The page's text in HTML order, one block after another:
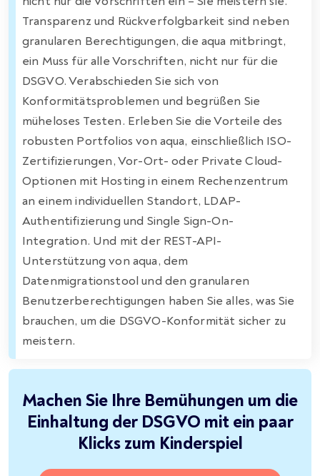
Transparenz und Rückverfolgbarkeit sind neben
granularen Berechtigungen, die aqua mitbringt,
ein Muss für alle Vorschriften, nicht nur für die
DSGVO. Verabschieden Sie sich von
Konformitätsproblemen und begrüßen Sie
müheloses Testen. Erleben Sie die Vorteile des
robusten Portfolios von aqua, einschließlich ISO-
Zertifizierungen, Vor-Ort- oder Private Cloud-
Optionen mit Hosting in einem Rechenzentrum
an einem individuellen Standort, LDAP-
Authentifizierung und Single Sign-On-
Integration. Und mit der REST-API-
Unterstützung von aqua, dem
Datenmigrationstool und den granularen
Benutzerberechtigungen haben Sie alles, was Sie
brauchen, um die DSGVO-Konformität sicher zu
meistern.
Machen Sie Ihre Bemühungen um die
Einhaltung der DSGVO mit ein paar
Klicks zum Kinderspiel